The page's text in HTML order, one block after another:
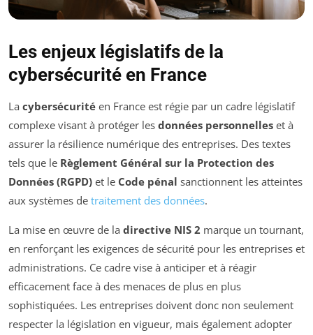
Les enjeux législatifs de la
cybersécurité en France
La cybersécurité en France est régie par un cadre législatif
complexe visant à protéger les données personnelles et à
assurer la résilience numérique des entreprises. Des textes
tels que le Règlement Général sur la Protection des
Données (RGPD) et le Code pénal sanctionnent les atteintes
aux systèmes de traitement des données.
La mise en œuvre de la directive NIS 2 marque un tournant,
en renforçant les exigences de sécurité pour les entreprises et
administrations. Ce cadre vise à anticiper et à réagir
efficacement face à des menaces de plus en plus
sophistiquées. Les entreprises doivent donc non seulement
respecter la législation en vigueur, mais également adopter